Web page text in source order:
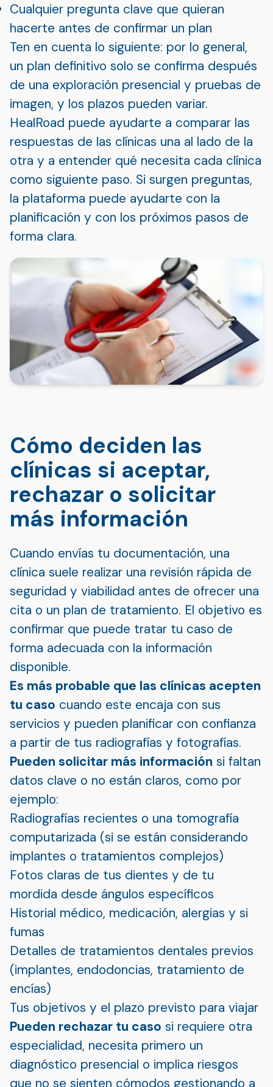
Cualquier pregunta clave que quieran
hacerte antes de confirmar un plan
Ten en cuenta lo siguiente: por lo general,
un plan definitivo solo se confirma después
de una exploración presencial y pruebas de
imagen, y los plazos pueden variar.
HealRoad puede ayudarte a comparar las
respuestas de las clínicas una al lado de la
otra y a entender qué necesita cada clínica
como siguiente paso. Si surgen preguntas,
la plataforma puede ayudarte con la
planificación y con los próximos pasos de
forma clara.
Cómo deciden las
clínicas si aceptar,
rechazar o solicitar
más información
Cuando envías tu documentación, una
clínica suele realizar una revisión rápida de
seguridad y viabilidad antes de ofrecer una
cita o un plan de tratamiento. El objetivo es
confirmar que puede tratar tu caso de
forma adecuada con la información
disponible.
Es más probable que las clínicas acepten
tu caso cuando este encaja con sus
servicios y pueden planificar con confianza
a partir de tus radiografías y fotografías.
Pueden solicitar más información si faltan
datos clave o no están claros, como por
ejemplo:
Radiografías recientes o una tomografía
computarizada (si se están considerando
implantes o tratamientos complejos)
Fotos claras de tus dientes y de tu
mordida desde ángulos específicos
Historial médico, medicación, alergias y si
fumas
Detalles de tratamientos dentales previos
(implantes, endodoncias, tratamiento de
encías)
Tus objetivos y el plazo previsto para viajar
Pueden rechazar tu caso si requiere otra
especialidad, necesita primero un
diagnóstico presencial o implica riesgos
que no se sienten cómodos gestionando a